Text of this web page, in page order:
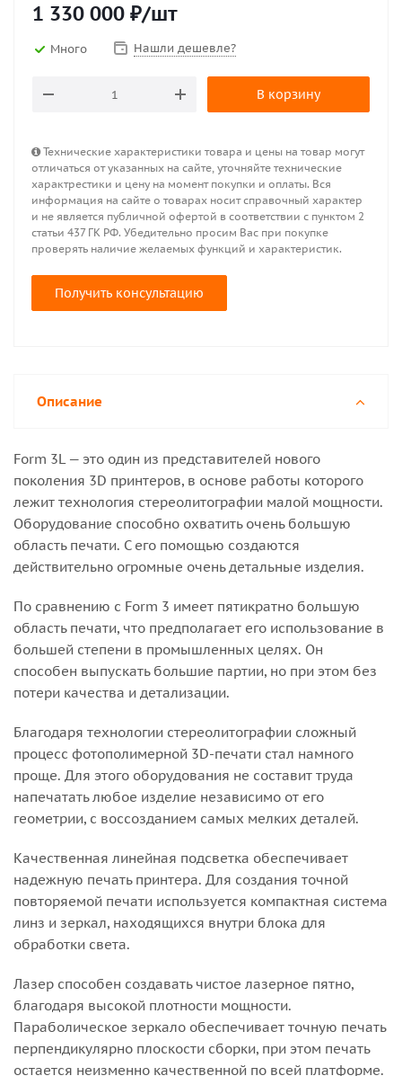
1 330 000 ₽/шт
Много Нашли дешевле?
В корзину
Технические характеристики товара и цены на товар могут
отличаться от указанных на сайте, уточняйте технические
характрестики и цену на момент покупки и оплаты. Вся
информация на сайте о товарах носит справочный характер
и не является публичной офертой в соответствии с пунктом 2
статьи 437 ГК РФ. Убедительно просим Вас при покупке
проверять наличие желаемых функций и характеристик.
Получить консультацию
Описание
Form 3L — это один из представителей нового
поколения 3D принтеров, в основе работы которого
лежит технология стереолитографии малой мощности.
Оборудование способно охватить очень большую
область печати. С его помощью создаются
действительно огромные очень детальные изделия.
По сравнению с Form 3 имеет пятикратно большую
область печати, что предполагает его использование в
большей степени в промышленных целях. Он
способен выпускать большие партии, но при этом без
потери качества и детализации.
Благодаря технологии стереолитографии сложный
процесс фотополимерной 3D-печати стал намного
проще. Для этого оборудования не составит труда
напечатать любое изделие независимо от его
геометрии, с воссозданием самых мелких деталей.
Качественная линейная подсветка обеспечивает
надежную печать принтера. Для создания точной
повторяемой печати используется компактная система
линз и зеркал, находящихся внутри блока для
обработки света.
Лазер способен создавать чистое лазерное пятно,
благодаря высокой плотности мощности.
Параболическое зеркало обеспечивает точную печать
перпендикулярно плоскости сборки, при этом печать
остается неизменно качественной по всей платформе.